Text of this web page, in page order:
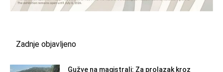
Zadnje objavljeno
Gužve na magistrali: Za prolazak kroz